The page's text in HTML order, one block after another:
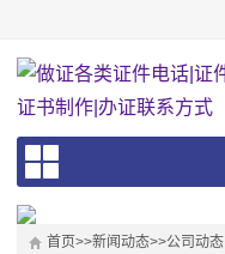
首页>>新闻动态>>公司动态